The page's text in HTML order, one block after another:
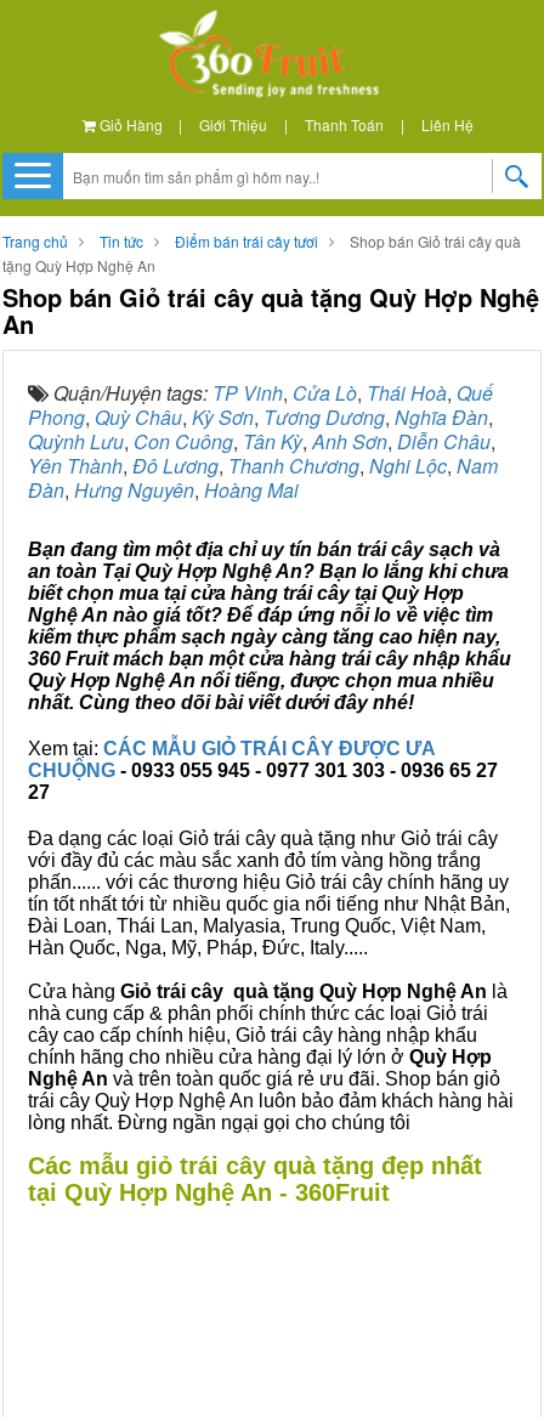
Giỏ Hàng | Giới Thiệu | Thanh Toán | Liên Hệ
Trang chủ Tin tức Điểm bán trái cây tươi
Shop bán Giỏ trái cây quà
tặng Quỳ Hợp Nghệ An
Shop bán Giỏ trái cây quà tặng Quỳ Hợp Nghệ
An
Quận/Huyện tags: TP Vinh, Cửa Lò, Thái Hoà, Quế
Phong, Quỳ Châu, Kỳ Sơn, Tương Dương, Nghĩa Đàn,
Quỳnh Lưu, Con Cuông, Tân Kỳ,Anh Sơn, Diễn Châu,
Yên Thành, Đô Lương, Thanh Chương, Nghi Lộc, Nam
Đàn, Hưng Nguyên, Hoàng Mai
Bạn đang tìm một địa chỉ uy tín bán trái cây sạch và
an toàn Tại Quỳ Hợp Nghệ An? Bạn lo lắng khi chưa
biết chọn mua tại cửa hàng trái cây tại Quỳ Hợp
Nghệ An nào giá tốt? Để đáp ứng nỗi lo về việc tìm
kiếm thực phẩm sạch ngày càng tăng cao hiện nay,
360 Fruit mách bạn một cửa hàng trái cây nhập khẩu
Quỳ Hợp Nghệ An nổi tiếng, được chọn mua nhiều
nhất. Cùng theo dõi bài viết dưới đây nhé!
Xem tại: CÁC MẪU GIỎ TRÁI CÂY ĐƯỢC ƯA
CHUỘNG - 0933 055 945 - 0977 301 303 - 0936 65 27
27
Đa dạng các loại Giỏ trái cây quà tặng như Giỏ trái cây
với đầy đủ các màu sắc xanh đỏ tím vàng hồng trắng
phấn...... với các thương hiệu Giỏ trái cây chính hãng uy
tín tốt nhất tới từ nhiều quốc gia nổi tiếng như Nhật Bản,
Đài Loan, Thái Lan, Malyasia, Trung Quốc, Việt Nam,
Hàn Quốc, Nga, Mỹ, Pháp, Đức, Italy.....
Cửa hàng Giỏ trái cây quà tặng Quỳ Hợp Nghệ An là
nhà cung cấp & phân phối chính thức các loại Giỏ trái
cây cao cấp chính hiệu, Giỏ trái cây hàng nhập khẩu
chính hãng cho nhiều cửa hàng đại lý lớn ở Quỳ Hợp
Nghệ An và trên toàn quốc giá rẻ ưu đãi. Shop bán giỏ
trái cây Quỳ Hợp Nghệ An luôn bảo đảm khách hàng hài
lòng nhất. Đừng ngần ngại gọi cho chúng tôi
Các mẫu giỏ trái cây quà tặng đẹp nhất
tại Quỳ Hợp Nghệ An - 360Fruit